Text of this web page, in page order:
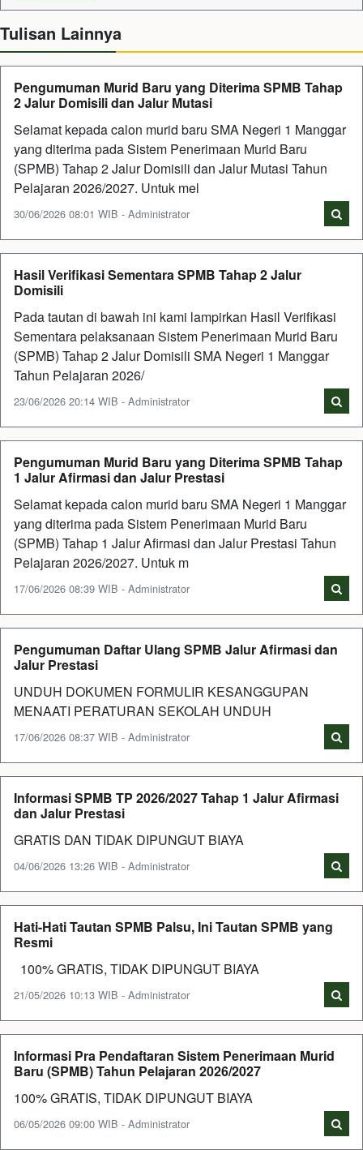
Tulisan Lainnya
Pengumuman Murid Baru yang Diterima SPMB Tahap
2 Jalur Domisili dan Jalur Mutasi
Selamat kepada calon murid baru SMA Negeri 1 Manggar
yang diterima pada Sistem Penerimaan Murid Baru
(SPMB) Tahap 2 Jalur Domisili dan Jalur Mutasi Tahun
Pelajaran 2026/2027. Untuk mel
30/06/2026 08:01 WIB - Administrator
Hasil Verifikasi Sementara SPMB Tahap 2 Jalur
Domisili
Pada tautan di bawah ini kami lampirkan Hasil Verifikasi
Sementara pelaksanaan Sistem Penerimaan Murid Baru
(SPMB) Tahap 2 Jalur Domisili SMA Negeri 1 Manggar
Tahun Pelajaran 2026/
23/06/2026 20:14 WIB - Administrator
Pengumuman Murid Baru yang Diterima SPMB Tahap
1 Jalur Afirmasi dan Jalur Prestasi
Selamat kepada calon murid baru SMA Negeri 1 Manggar
yang diterima pada Sistem Penerimaan Murid Baru
(SPMB) Tahap 1 Jalur Afirmasi dan Jalur Prestasi Tahun
Pelajaran 2026/2027. Untuk m
17/06/2026 08:39 WIB - Administrator
Pengumuman Daftar Ulang SPMB Jalur Afirmasi dan
Jalur Prestasi
UNDUH DOKUMEN FORMULIR KESANGGUPAN
MENAATI PERATURAN SEKOLAH UNDUH
17/06/2026 08:37 WIB - Administrator
Informasi SPMB TP 2026/2027 Tahap 1 Jalur Afirmasi
dan Jalur Prestasi
GRATIS DAN TIDAK DIPUNGUT BIAYA
04/06/2026 13:26 WIB - Administrator
Hati-Hati Tautan SPMB Palsu, Ini Tautan SPMB yang
Resmi
100% GRATIS, TIDAK DIPUNGUT BIAYA
21/05/2026 10:13 WIB - Administrator
Informasi Pra Pendaftaran Sistem Penerimaan Murid
Baru (SPMB) Tahun Pelajaran 2026/2027
100% GRATIS, TIDAK DIPUNGUT BIAYA
06/05/2026 09:00 WIB - Administrator